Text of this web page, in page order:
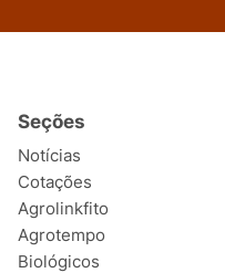
Seções
Notícias
Cotações
Agrolinkfito
Agrotempo
Biológicos